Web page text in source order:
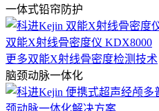
一体式铅帘防护
双能X射线骨密度仪 KDX8000
更多双能X射线骨密度检测技术
脑颈动脉一体化